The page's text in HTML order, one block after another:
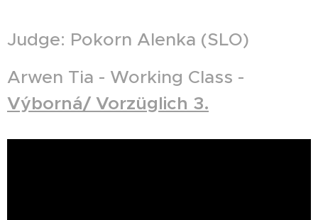
Judge: Pokorn Alenka (SLO)
Arwen Tia - Working Class -
Výborná/ Vorzüglich 3.